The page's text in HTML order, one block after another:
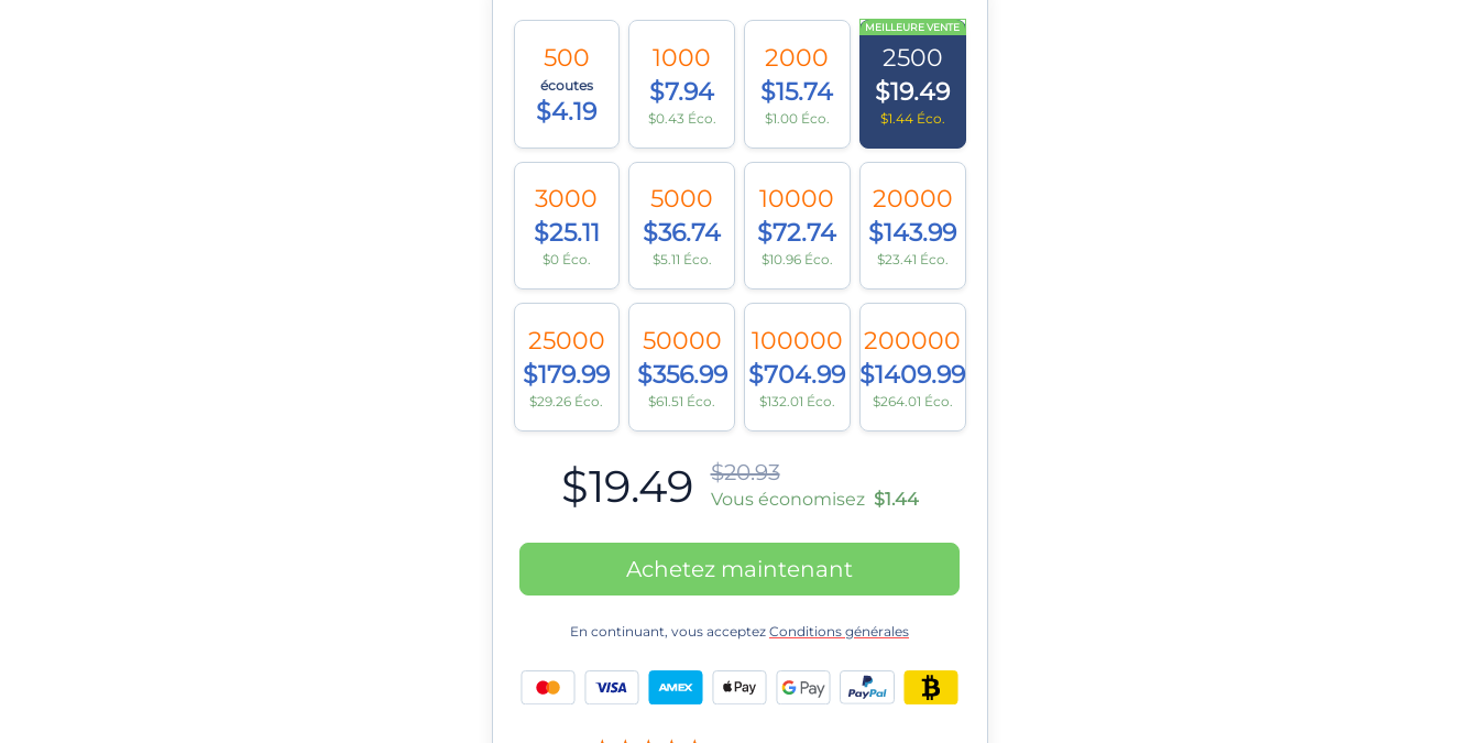
500
écoutes
$4.19
1000
$7.94
$0.43 Éco.
2000
$15.74
$1.00 Éco.
MEILLEURE VENTE
2500
$19.49
$1.44 Éco.
3000
$25.11
$0 Éco.
5000
$36.74
$5.11 Éco.
10000
$72.74
$10.96 Éco.
20000
$143.99
$23.41 Éco.
25000
$179.99
$29.26 Éco.
50000
$356.99
$61.51 Éco.
100000
$704.99
$132.01 Éco.
200000
$1409.99
$264.01 Éco.
$19.49 $20.93
Vous économisez $1.44
Achetez maintenant
En continuant, vous acceptez Conditions générales